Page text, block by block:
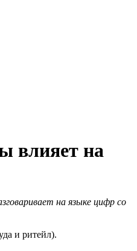
влияет на
на языке цифр со
и ритейл).